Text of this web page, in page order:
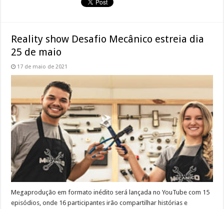
Reality show Desafio Mecânico estreia dia
25 de maio
17 de maio de 2021
Megaprodução em formato inédito será lançada no YouTube com 15
episódios, onde 16 participantes irão compartilhar histórias e